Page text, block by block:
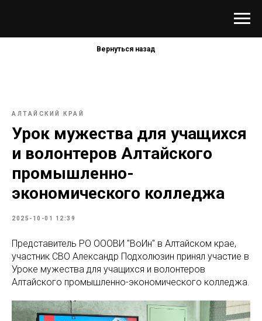
Вернуться назад
АЛТАЙСКИЙ КРАЙ
Урок мужества для учащихся
и волонтеров Алтайского
промышленно-
экономического колледжа
2025-10-01 12:39
Представитель РО ОООВИ "ВоИн" в Алтайском крае,
участник СВО Александр Подхолюзин принял участие в
Уроке мужества для учащихся и волонтеров
Алтайского промышленно-экономического колледжа.